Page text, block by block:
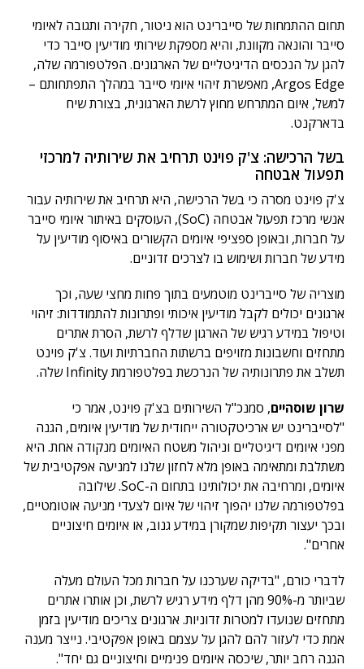
תחום ההתמחות של סייברינט הוא ניטור, חקירה ותגובה לאיומי
סייבר והונאה מקוונת, והיא מספקת שירותי מודיעין סייבר כדי
להגן על הנכסים הדיגיטליים של הארגונים. הפלטפורמה שלה,
Argos Edge, מאפשרת זיהוי איומי סייבר במהלך התפתחותם –
למשל, איום המתרחש מחוץ לרשת הארגונית, בצורת שיח
בדארקנט.
בשל הרכישה: צ'ק פוינט תרחיב את שירותיה למרכזי
תפעול אבטחה
צ'ק פוינט מסרה כי בשל הרכישה, היא תרחיב את שירותיה עבור
אנשי מרכז תפעול אבטחה (SoC), העוסקים באיתור איומי סייבר
על חברות, ובאופן ספציפי איומים הקשורים באיסוף מודיעין על
מידע של חברות ושימוש בו לצרכים זדוניים.
מוצריה של סייברינט מוטמעים בתוך פחות מחצי שעה, וכך
ארגונים יכולים לקבל מודיעין איכותי ופתרונות להתמודדות: זיהוי
וטיפול במידע רגיש של הארגון שדלף לרשת, הסרת אתרים
מתחזים וחשבונות מזויפים ברשתות החברתיות ועוד. צ'ק פוינט
תשלב את פתרונותיה של הנרכשת בפלטפורמת Infinity שלה.
שרון שוסהיים, סמנכ"ל השירותים בצ'ק פוינט, אמר כי
"לסייברינט יש ארכיטקטורה ייחודית של מודיעין איומים, הגנה
מפני איומים דיגיטליים וניהול משטח האיומים מנקודה אחת. היא
משתלבת ומתאימה באופן מלא לחזון שלנו למניעה אפקטיבית של
איומים, ומרחיבה את יכולותינו בתחום ה-SoC. שילובה
בפלטפורמה שלנו יהפוך זיהוי של איום לצעדי מניעה אוטומטיים,
ובכך יעצור תקיפות שמקורן במידע גנוב, או איומים חיצוניים
אחרים".
לדברי כורם, "בדיקה שערכנו על חברות מכל העולם מעלה
שביותר מ-90% מהן דלף מידע רגיש לרשת, וכן אותרו אתרים
מתחזים שנועדו למטרות זדוניות. ארגונים צריכים מודיעין בזמן
אמת כדי לעזור להם להגן על עצמם באופן אפקטיבי. נייצר מענה
הגנה רחב יותר, שיכסה איומים פנימיים וחיצוניים גם יחד".